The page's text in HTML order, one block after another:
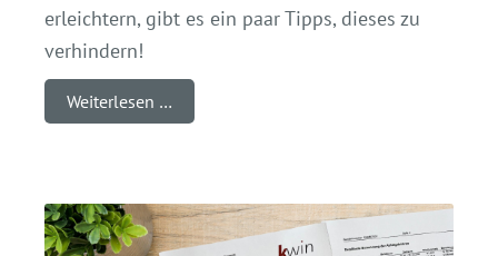
erleichtern, gibt es ein paar Tipps, dieses zu
verhindern!
Weiterlesen …